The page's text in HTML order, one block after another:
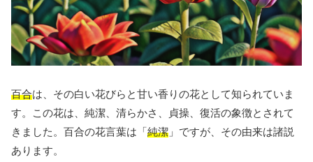
百合は、その白い花びらと甘い香りの花として知られていま
す。この花は、純潔、清らかさ、貞操、復活の象徴とされて
きました。百合の花言葉は「純潔 」ですが、その由来は諸説
あります。